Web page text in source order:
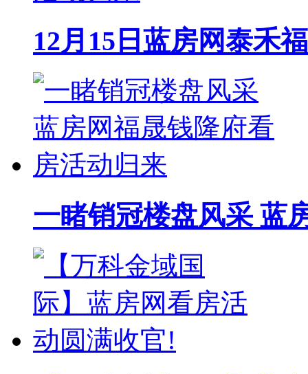
12月15日蓝房网泰禾
一睹销冠楼盘风采 蓝